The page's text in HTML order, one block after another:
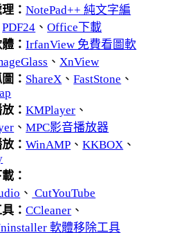
：NotePad++ 純文字編
PDF24 、Office下載
：IrfanView 免費看圖軟
、 XnView
： ShareX 、FastStone 、
：KMPlayer 、
、MPC影音播放器
：WinAMP 、KKBOX 、
：
、 CutYouTube
：CCleaner 、
軟體移除工具